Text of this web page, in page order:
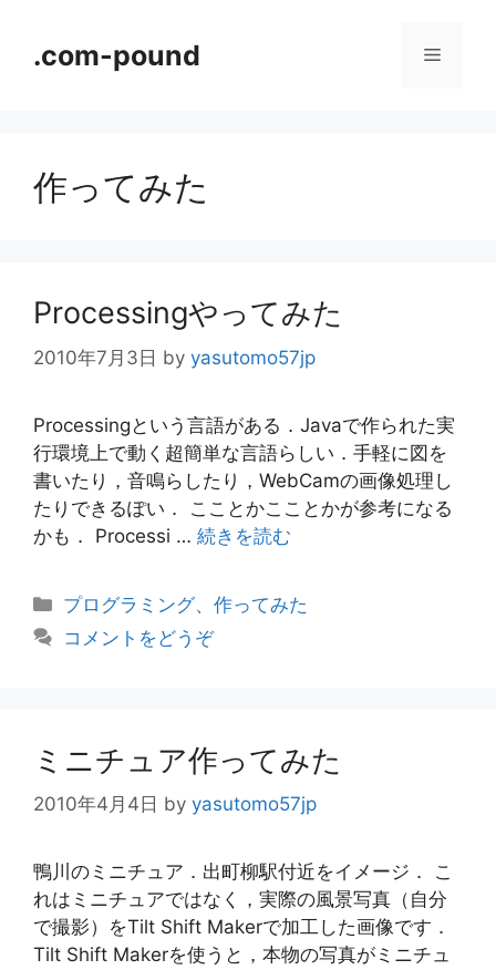
.com-pound メ
作ってみた
Processingやってみた
2010年7月3日 by yasutomo57jp
Processingという言語がある．Javaで作られた実
行環境上で動く超簡単な言語らしい．手軽に図を
書いたり，音鳴らしたり，WebCamの画像処理し
たりできるぽい． こことかこことかが参考になる
かも． Processi … 続きを読む
カ
プログラミング、作ってみた
コメントをどうぞ
ミニチュア作ってみた
2010年4月4日 by yasutomo57jp
鴨川のミニチュア．出町柳駅付近をイメージ． こ
れはミニチュアではなく，実際の風景写真（自分
で撮影）をTilt Shift Makerで加工した画像です．
Tilt Shift Makerを使うと，本物の写真がミニチュ